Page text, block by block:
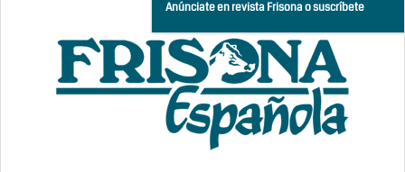
Anúnciate en revista Frisona o suscríbete